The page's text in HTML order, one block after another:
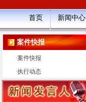
首页 新闻中心
案件快报
·案件快报
·执行动态